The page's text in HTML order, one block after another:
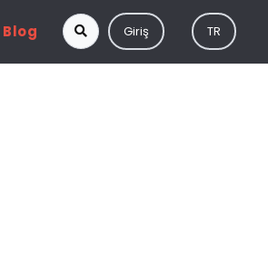
Blog Giriş TR